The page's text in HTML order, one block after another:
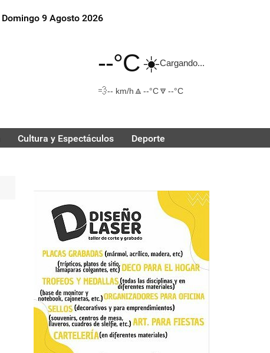
Domingo 9 Agosto 2026
--°C☀️Cargando...
💨-- km/h 🔼 --°C🔽 --°C
Cultura y Espectáculos Deporte